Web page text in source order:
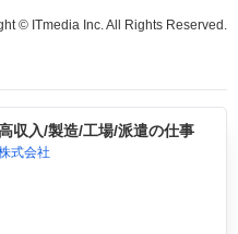
© ITmedia Inc. All Rights Reserved.
収入/製造/工場/派遣の仕事
式会社